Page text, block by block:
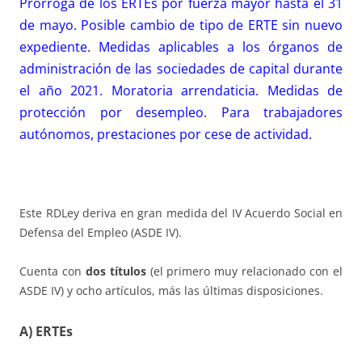
Prórroga de los ERTEs por fuerza mayor hasta el 31
de mayo. Posible cambio de tipo de ERTE sin nuevo
expediente. Medidas aplicables a los órganos de
administración de las sociedades de capital durante
el año 2021. Moratoria arrendaticia. Medidas de
protección por desempleo. Para trabajadores
autónomos, prestaciones por cese de actividad.
Este RDLey deriva en gran medida del IV Acuerdo Social en
Defensa del Empleo (ASDE IV).
Cuenta con dos títulos(el primero muy relacionado con el
ASDE IV) y ocho artículos, más las últimas disposiciones.
A) ERTEs